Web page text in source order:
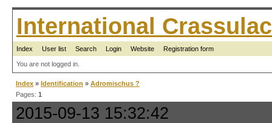
International
Index User list Search Login Website Registration form
You are not logged in.
Index » Identification » Adromischus ?
Pages: 1
2015-09-13 15:32:42